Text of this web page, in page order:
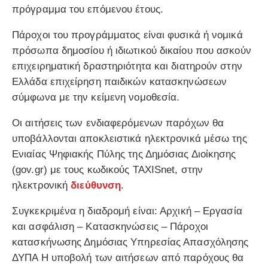
πρόγραμμα του επόμενου έτους.
Πάροχοι του προγράμματος είναι φυσικά ή νομικά
πρόσωπα δημοσίου ή ιδιωτικού δικαίου που ασκούν
επιχειρηματική δραστηριότητα και διατηρούν στην
Ελλάδα επιχείρηση παιδικών κατασκηνώσεων
σύμφωνα με την κείμενη νομοθεσία.
Οι αιτήσεις των ενδιαφερόμενων παρόχων θα
υποβάλλονται αποκλειστικά ηλεκτρονικά μέσω της
Ενιαίας Ψηφιακής Πύλης της Δημόσιας Διοίκησης
(gov.gr) με τους κωδικούς TAXISnet, στην
ηλεκτρονικήδιεύθυνση.
Συγκεκριμένα η διαδρομή είναι: Αρχική – Εργασία
και ασφάλιση – Κατασκηνώσεις – Πάροχοι
κατασκήνωσης Δημόσιας Υπηρεσίας Απασχόλησης
ΔΥΠΑ Η υποβολή των αιτήσεων από παρόχους θα